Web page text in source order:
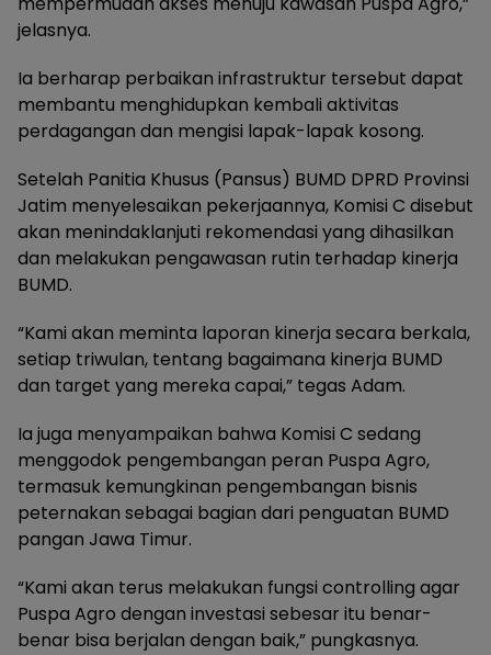
jelasnya.
Ia berharap perbaikan infrastruktur tersebut dapat
membantu menghidupkan kembali aktivitas
perdagangan dan mengisi lapak-lapak kosong.
Setelah Panitia Khusus (Pansus) BUMD DPRD Provinsi
Jatim menyelesaikan pekerjaannya, Komisi C disebut
akan menindaklanjuti rekomendasi yang dihasilkan
dan melakukan pengawasan rutin terhadap kinerja
BUMD.
“Kami akan meminta laporan kinerja secara berkala,
setiap triwulan, tentang bagaimana kinerja BUMD
dan target yang mereka capai,” tegas Adam.
Ia juga menyampaikan bahwa Komisi C sedang
menggodok pengembangan peran Puspa Agro,
termasuk kemungkinan pengembangan bisnis
peternakan sebagai bagian dari penguatan BUMD
pangan Jawa Timur.
“Kami akan terus melakukan fungsi controlling agar
Puspa Agro dengan investasi sebesar itu benar-
benar bisa berjalan dengan baik,” pungkasnya.